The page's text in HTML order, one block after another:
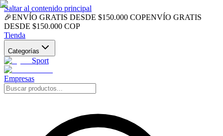
Saltar al contenido principal
🎉ENVÍO GRATIS DESDE $150.000 COPENVÍO GRATIS
DESDE $150.000 COP
Tienda
Categorías
Sport
Empresas